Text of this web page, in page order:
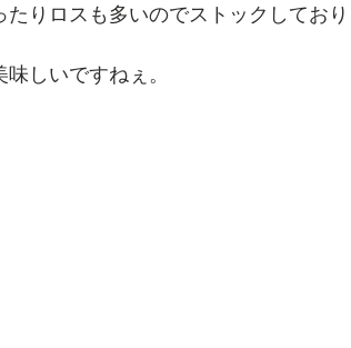
たりロスも多いのでストックしてお
しいですねぇ。